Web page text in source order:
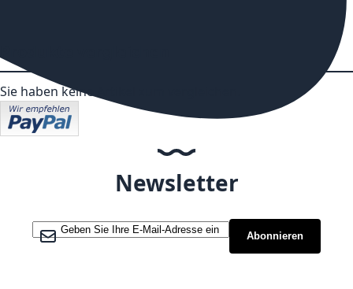
Sie haben keine Artikel zum vergleichen.
Newsletter
Melden Sie sich für unseren Newsletter an:
Abonnieren